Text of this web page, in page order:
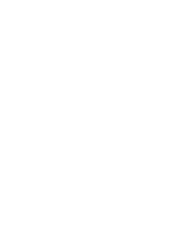
giá đỡ bằng các
kỹ để tránh rò rỉ
nếu cần thiết.